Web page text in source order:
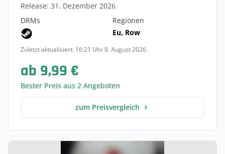
Release: 31. Dezember 2026
DRMs
Regionen
Eu, Row
Zuletzt aktualisiert: 16:21 Uhr 8. August 2026
ab 9,99 €
Bester Preis aus 2 Angeboten
zum Preisvergleich